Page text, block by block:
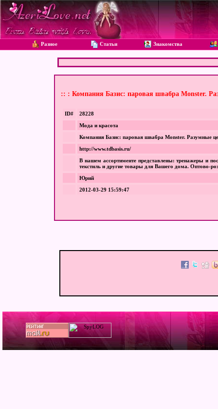
Разное Статьи Знакомства
:: : Компания Базис: паровая швабра Monster.
ID#
28228
Мода и красота
Компания Базис: паровая швабра Monster. Разумные
http://www.tdbasis.ru/
В нашем ассортименте представлены: тренажеры и
текстиль и другие товары для Вашего дома. Оптово-
Юрий
2012-03-29 15:59:47